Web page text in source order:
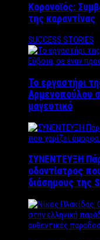
Κορονοϊός:
της καραντίνας
SUCCESS STORIES
Το εργαστήρι
Αρμενοπούλου
μαγευτικό
ΣΥΝΕΝΤΕΥΞΗ
οδοντίατρος
διάσημους της